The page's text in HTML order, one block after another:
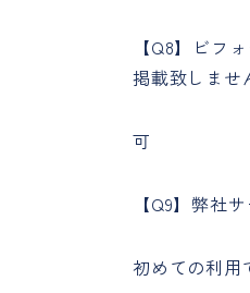
【Q8】ビフ
掲載致しませ
可
【Q9】弊社
初めての利用